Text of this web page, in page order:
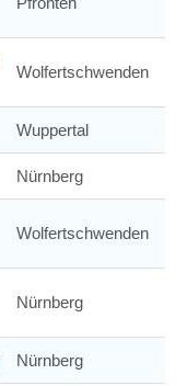
Wolfertschwenden
Wuppertal
Nürnberg
Wolfertschwenden
Nürnberg
Nürnberg